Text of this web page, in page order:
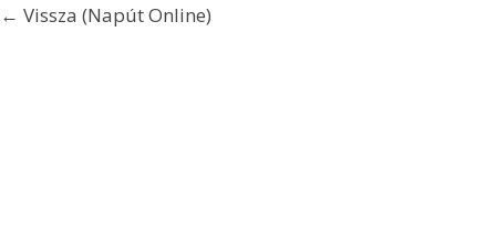
← Vissza (Napút Online)